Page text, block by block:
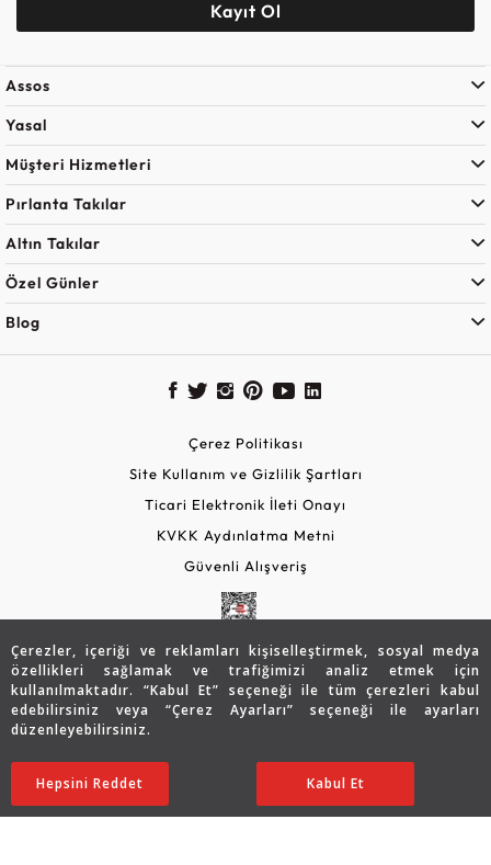
Çerezler, içeriği ve reklamları kişiselleştirmek, sosyal medya
özellikleri sağlamak ve trafiğimizi analiz etmek için
kullanılmaktadır. “Kabul Et” seçeneği ile tüm çerezleri kabul
edebilirsiniz veya “Çerez Ayarları” seçeneği ile ayarları
düzenleyebilirsiniz.
Ayarları Düzenle
Hepsini Reddet Kabul Et
40.952 TL
32.749 TL
29.474 TL SATIN ALIN
Kayıt Ol
Assos
Yasal
Müşteri Hizmetleri
Pırlanta Takılar
Altın Takılar
Özel Günler
Blog
Çerez Politikası
Site Kullanım ve Gizlilik Şartları
Ticari Elektronik İleti Onayı
KVKK Aydınlatma Metni
Güvenli Alışveriş
Copyright © 2026 Assos Pırlanta - Bu sitenin tüm hakları